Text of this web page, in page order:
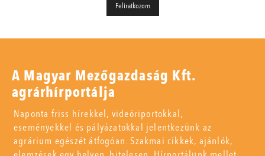
A Magyar Mezőgazdaság Kft.
agrárhírportálja
Naponta friss hírekkel, videóriportokkal,
eseményekkel és pályázatokkal jelentkezünk az
agrárium egészét átfogóan. Szakmai cikkek, ajánlók,